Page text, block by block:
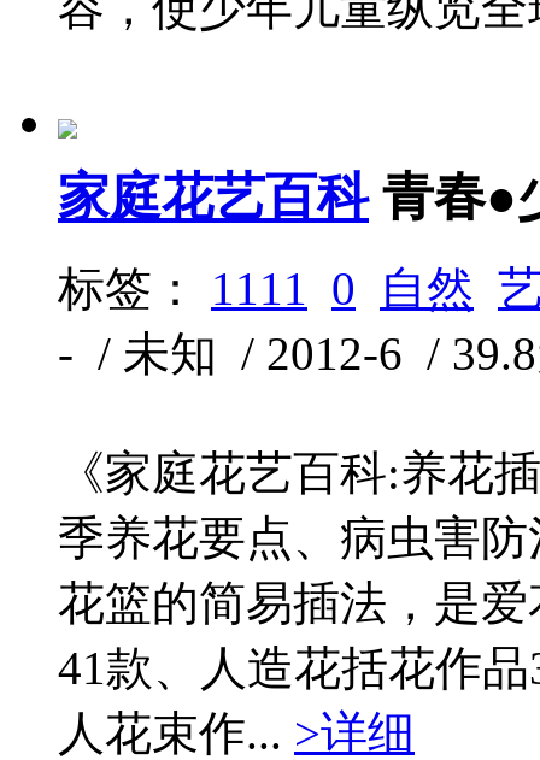
家庭花艺百科 青春●
标签： 1111 0 自然
- / 未知 / 2012-6 /
《家庭花艺百科:养花
季养花要点、病虫害
花篮的简易插法，是
41款、人造花括花作
人花束作... >详细